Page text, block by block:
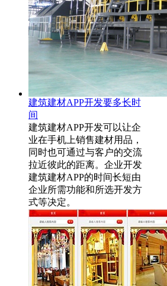
建筑建材APP开发要多长时
间
建筑建材APP开发可以让企
业在手机上销售建材用品，
同时也可通过与客户的交流
拉近彼此的距离。企业开发
建筑建材APP的时间长短由
企业所需功能和所选开发方
式等决定。